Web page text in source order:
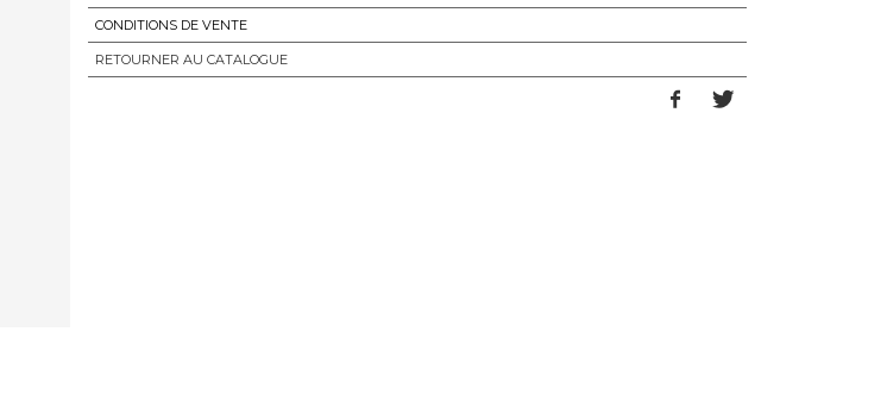
CONDITIONS DE VENTE
RETOURNER AU CATALOGUE